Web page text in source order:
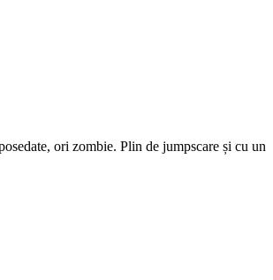
ori zombie. Plin de jumpscare și cu un